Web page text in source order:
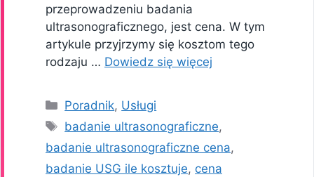
przeprowadzeniu badania
ultrasonograficznego, jest cena. W tym
artykule przyjrzymy się kosztom tego
rodzaju … Dowiedz się więcej
Kategorie
Poradnik, Usługi
Tagi
badanie ultrasonograficzne,
badanie ultrasonograficzne cena,
badanie USG ile kosztuje, cena